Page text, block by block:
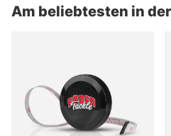
Am beliebtesten in